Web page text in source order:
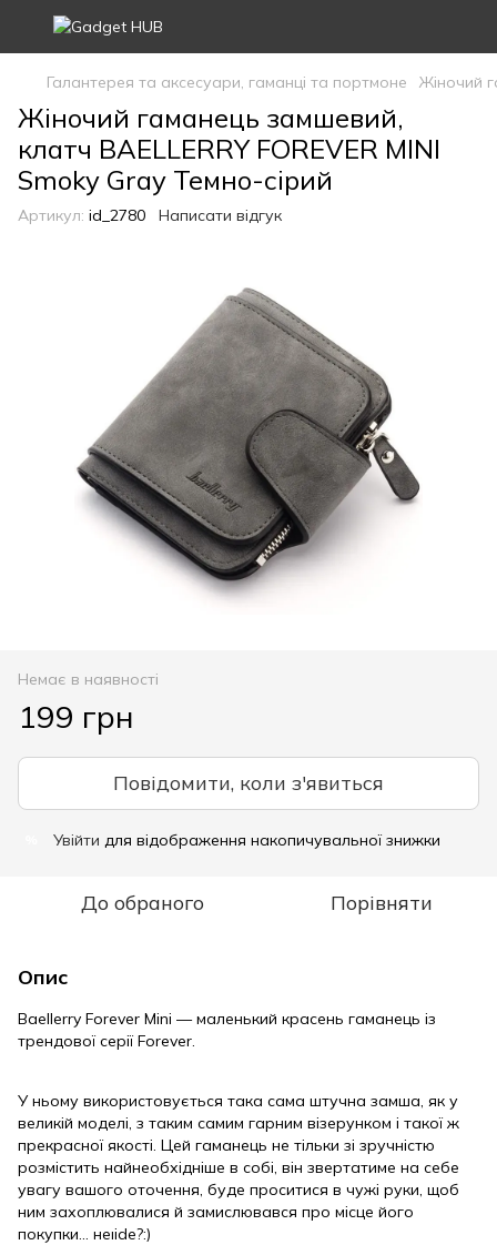
Галантерея та аксесуари, гаманці та портмоне Жіночий
Жіночий гаманець замшевий,
клатч BAELLERRY FOREVER MINI
Smoky Gray Темно-сірий
Артикул: id_2780 Написати відгук
Немає в наявності
199 грн
Повідомити, коли з'явиться
Увійти для відображення накопичувальної знижки
До обраного Порівняти
Опис
Baellerry Forever Mini — маленький красень гаманець із
трендової серії Forever.
У ньому використовується така сама штучна замша, як у
великій моделі, з таким самим гарним візерунком і такої ж
прекрасної якості. Цей гаманець не тільки зі зручністю
розмістить найнеобхідніше в собі, він звертатиме на себе
увагу вашого оточення, буде проситися в чужі руки, щоб
ним захоплювалися й замислювався про місце його
покупки... неıide?:)